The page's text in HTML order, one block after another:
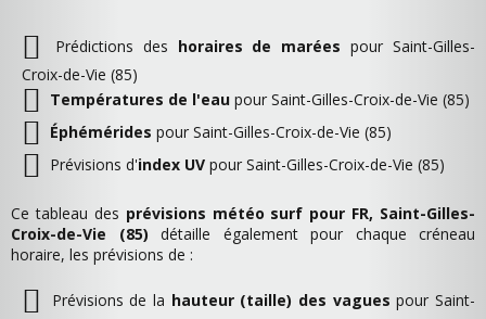
Prédictions des horaires de marées pour Saint-Gilles-
Croix-de-Vie (85)
Températures de l'eau pour Saint-Gilles-Croix-de-Vie (85)
Éphémérides pour Saint-Gilles-Croix-de-Vie (85)
Prévisions d'index UV pour Saint-Gilles-Croix-de-Vie (85)
Ce tableau des prévisions météo surf pour FR, Saint-Gilles-
Croix-de-Vie (85) détaille également pour chaque créneau
horaire, les prévisions de :
Prévisions de la hauteur (taille) des vagues pour Saint-